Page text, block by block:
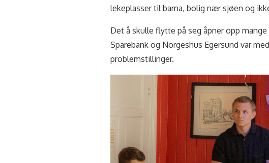
lekeplasser til barna, bolig nær sjøen og
Det å skulle flytte på seg åpner opp
Sparebank og Norgeshus Egersund var
problemstillinger.